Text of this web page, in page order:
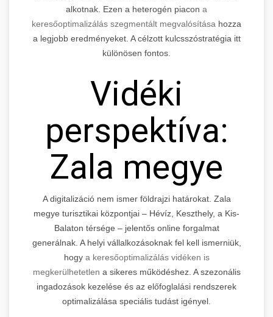
alkotnak. Ezen a heterogén piacon a
keresőoptimalizálás szegmentált megvalósítása hozza
a legjobb eredményeket. A célzott kulcsszóstratégia itt
különösen fontos.
Vidéki
perspektíva:
Zala megye
A digitalizáció nem ismer földrajzi határokat. Zala
megye turisztikai központjai – Hévíz, Keszthely, a Kis-
Balaton térsége – jelentős online forgalmat
generálnak. A helyi vállalkozásoknak fel kell ismerniük,
hogy a keresőoptimalizálás vidéken is
megkerülhetetlen a sikeres működéshez. A szezonális
ingadozások kezelése és az előfoglalási rendszerek
optimalizálása speciális tudást igényel.